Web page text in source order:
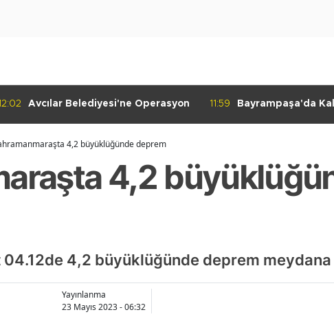
Avcılar Belediyesi'ne Operasyon 11:59
Bayrampaşa'da
4,2 büyüklüğünde deprem
4,2
4,2 büyüklüğünde deprem
Yayınlanma
23 Mayıs 2023 - 06:32